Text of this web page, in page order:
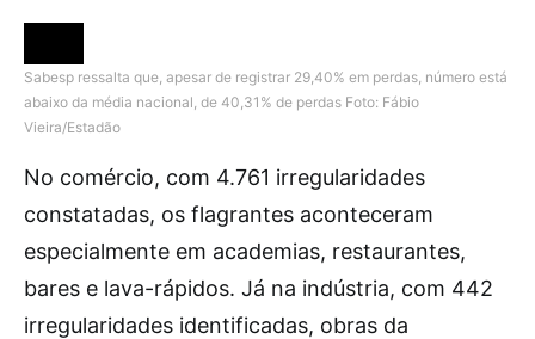
Sabesp ressalta que, apesar de registrar 29,40% em perdas, número está
abaixo da média nacional, de 40,31% de perdas Foto: Fábio
Vieira/Estadão
No comércio, com 4.761 irregularidades
constatadas, os flagrantes aconteceram
especialmente em academias, restaurantes,
bares e lava-rápidos. Já na indústria, com 442
irregularidades identificadas, obras da